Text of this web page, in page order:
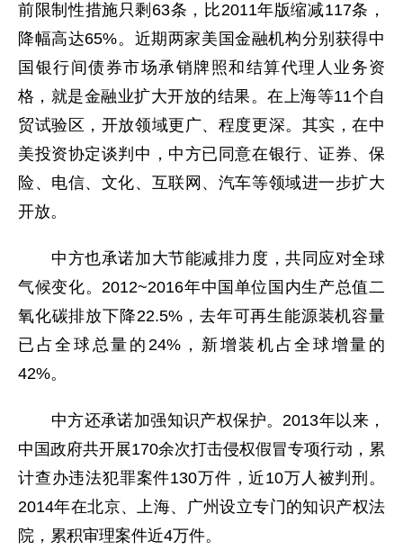
前限制性措施只剩63条，比2011年版缩减117条，
降幅高达65%。近期两家美国金融机构分别获得中
国银行间债券市场承销牌照和结算代理人业务资
格，就是金融业扩大开放的结果。在上海等11个自
贸试验区，开放领域更广、程度更深。其实，在中
美投资协定谈判中，中方已同意在银行、证券、保
险、电信、文化、互联网、汽车等领域进一步扩大
开放。
中方也承诺加大节能减排力度，共同应对全球
气候变化。2012~2016年中国单位国内生产总值二
氧化碳排放下降22.5%，去年可再生能源装机容量
已占全球总量的24%，新增装机占全球增量的
42%。
中方还承诺加强知识产权保护。2013年以来，
中国政府共开展170余次打击侵权假冒专项行动，累
计查办违法犯罪案件130万件，近10万人被判刑。
2014年在北京、上海、广州设立专门的知识产权法
院，累积审理案件近4万件。